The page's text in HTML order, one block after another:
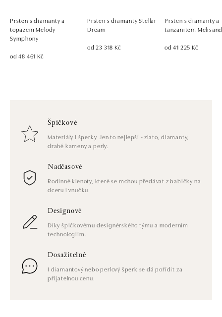
Prsten s diamanty a
topazem Melody
Symphony
od 48 461 Kč
Prsten s diamanty Stellar
Dream
od 23 318 Kč
Prsten s diamanty a
tanzanitem
od 41 225 Kč
Špičkové
Materiály i šperky. Jen to nejlepší - zlato, diamanty,
drahé kameny a perly.
Nadčasové
Rodinné klenoty, které se mohou předávat z babičky na
dceru i vnučku.
Designové
Díky špičkovému designérského týmu a moderním
technologiím.
Dosažitelné
I diamantový nebo perlový šperk se dá pořídit za
přijatelnou cenu.